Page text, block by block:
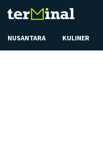
NUSANTARA KULINER